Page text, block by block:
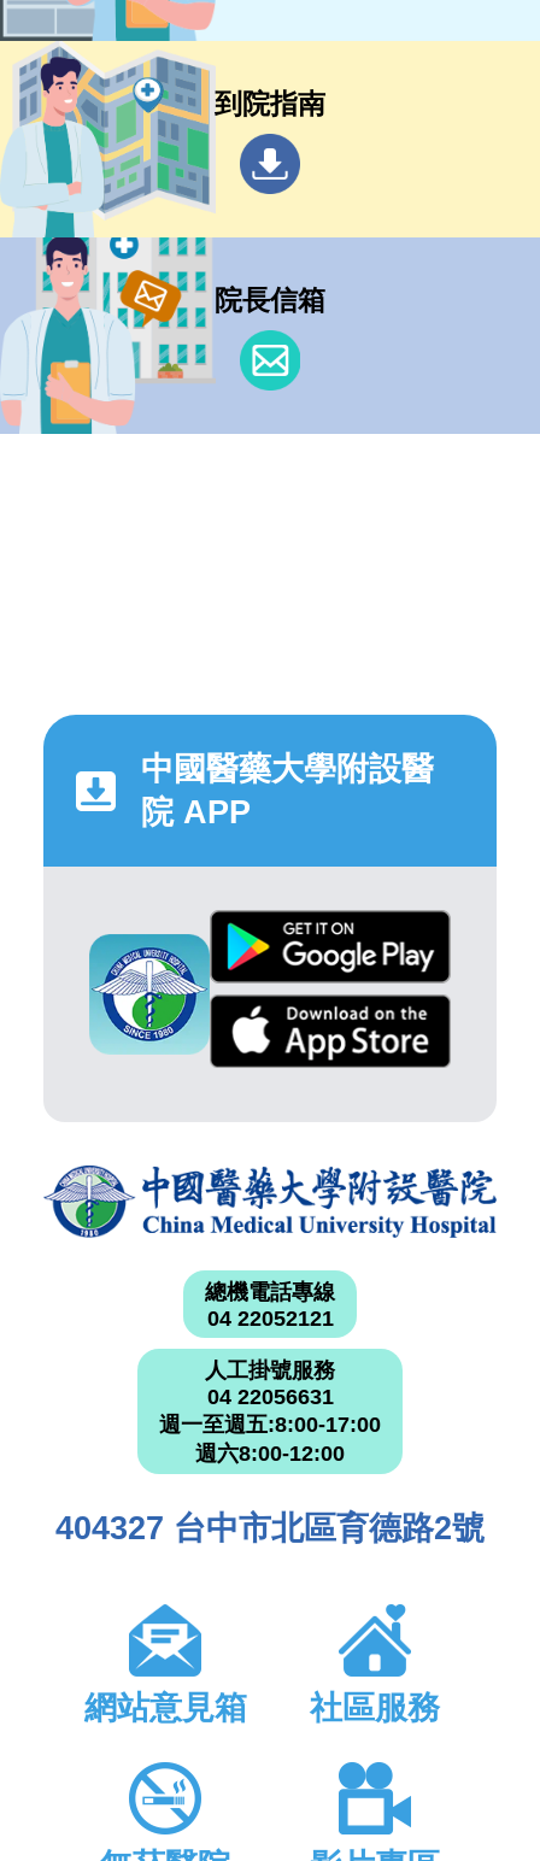
到院指南
院長信箱
中國醫藥大學附設醫
院 APP
總機電話專線
04 22052121
人工掛號服務
04 22056631
週一至週五:8:00-17:00
週六8:00-12:00
404327 台中市北區育德路2號
網站意見箱 社區服務